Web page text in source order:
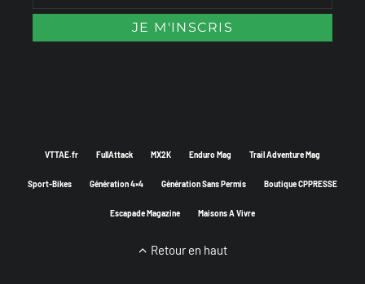
VTTAE.fr FullAttack MX2K Enduro Mag Trail Adventure Mag
Sport-Bikes Génération 4×4 Génération Sans Permis Boutique CPPRESSE
Escapade Magazine Maisons A Vivre
Retour en haut